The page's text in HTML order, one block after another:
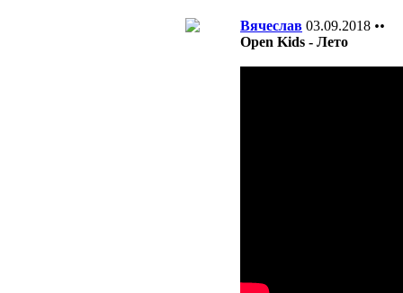
Вячеслав 03.09.2018 ••
Open Kids - Лето